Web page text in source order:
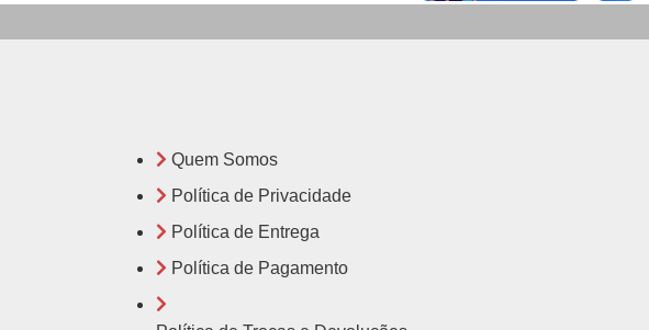
Quem Somos
Política de Privacidade
Política de Entrega
Política de Pagamento